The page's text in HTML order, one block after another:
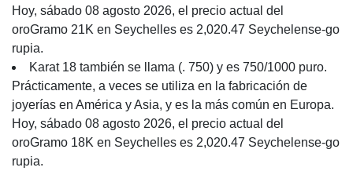
Hoy, sábado 08 agosto 2026, el precio actual del
oroGramo 21K en Seychelles es 2,020.47 Seychelense-go
rupia.
Karat 18 también se llama (. 750) y es 750/1000 puro.
Prácticamente, a veces se utiliza en la fabricación de
joyerías en América y Asia, y es la más común en Europa.
Hoy, sábado 08 agosto 2026, el precio actual del
oroGramo 18K en Seychelles es 2,020.47 Seychelense-go
rupia.